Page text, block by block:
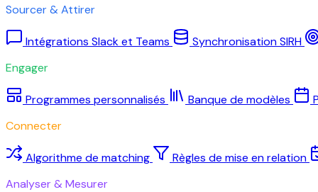
Sourcer & Attirer
Intégrations Slack et Teams
Synchronisation SIRH
Engager
Programmes personnalisés Banque de modèles
Connecter
Algorithme de matching
Règles de mise en relation
Analyser & Mesurer